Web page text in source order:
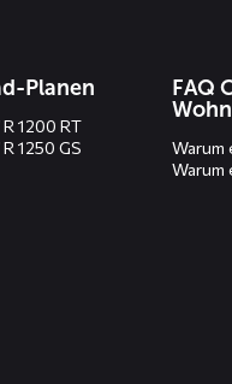
Planen
1200 RT
1250 GS
FAQ
Warum
Warum